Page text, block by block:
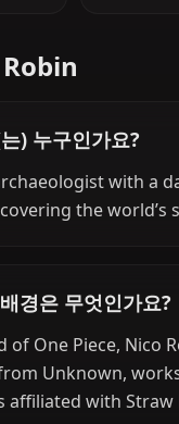
) 누구인가요?
with a
the world’s
경은 무엇인가요?
One Piece, Nico
Unknown,
affiliated with Straw